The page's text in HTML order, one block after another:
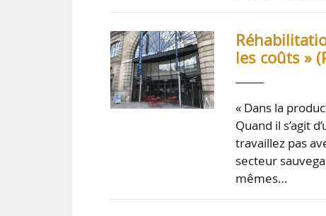
les coûts »
« Dans la
Quand il s’agit
travaillez pas
secteur
mêmes…